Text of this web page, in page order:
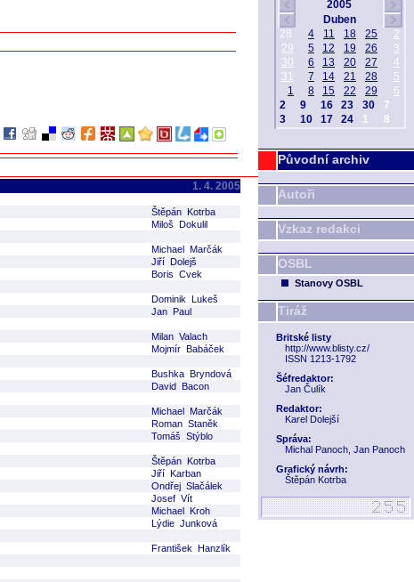
Původní archiv
Autoři
Vzkaz redakci
OSBL
Stanovy OSBL
Tiráž
Britské listy
http://www.blisty.cz/
ISSN 1213-1792
Šéfredaktor:
Jan Čulík
Redaktor:
Karel Dolejší
Správa:
Michal Panoch, Jan Panoch
Grafický návrh:
Štěpán Kotrba
1. 4. 2005
Štěpán Kotrba
Miloš Dokulil
Michael Marčák
Jiří Dolejš
Boris Cvek
Dominik Lukeš
Jan Paul
Milan Valach
Mojmír Babáček
Bushka Bryndová
David Bacon
Michael Marčák
Roman Staněk
Tomáš Stýblo
Štěpán Kotrba
Jiří Karban
Ondřej Slačálek
Josef Vít
Michael Kroh
Lýdie Junková
František Hanzlík